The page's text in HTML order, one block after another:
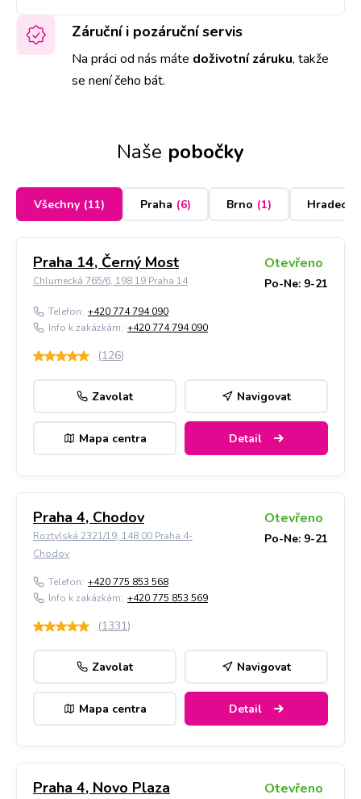
Záruční i pozáruční servis
Na práci od nás máte doživotní záruku, takže
se není čeho bát.
Naše pobočky
Všechny (11) Praha (6) Brno (1) Hradec
Praha 14, Černý Most
Chlumecká 765/6, 198 19 Praha 14
Otevřeno
Po-Ne: 9-21
Telefon: +420 774 794 090
Info k zakázkám: +420 774 794 090
(126)
Zavolat Navigovat
Mapa centra Detail
Praha 4, Chodov
Roztylská 2321/19, 148 00 Praha 4-
Chodov
Otevřeno
Po-Ne: 9-21
Telefon: +420 775 853 568
Info k zakázkám: +420 775 853 569
(1331)
Zavolat Navigovat
Mapa centra Detail
Praha 4, Novo Plaza Otevřeno